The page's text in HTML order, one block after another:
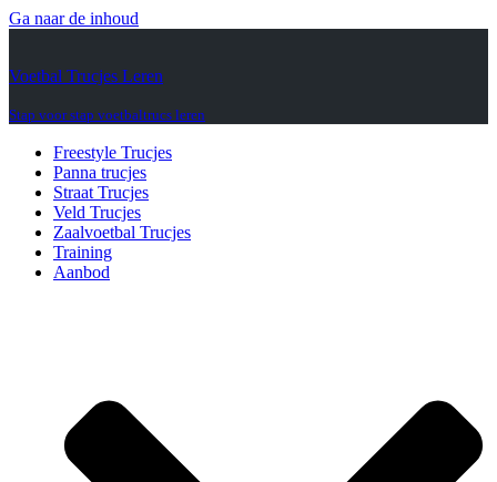
Ga naar de inhoud
Voetbal Trucjes Leren
Stap voor stap voetbaltrucs leren
Freestyle Trucjes
Panna trucjes
Straat Trucjes
Veld Trucjes
Zaalvoetbal Trucjes
Training
Aanbod